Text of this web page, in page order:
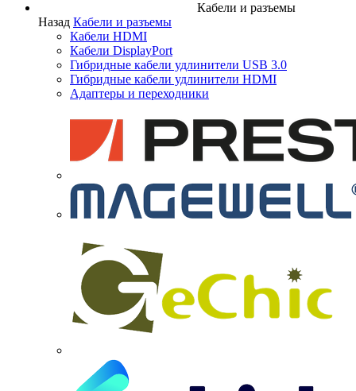
Кабели и разъемы
Назад Кабели и разъемы
Кабели HDMI
Кабели DisplayPort
Гибридные кабели удлинители USB 3.0
Гибридные кабели удлинители HDMI
Адаптеры и переходники